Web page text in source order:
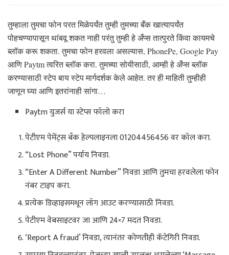
तुम्‍हाला तुमचा फोन परत मिळेपर्यंत तुम्‍ही तुमच्‍या बँक खात्‍यापर्यंत
पोहचण्यापासून थांबवू शकत नाही परंतु तुम्‍ही हे अँप्स तात्पुरते किंवा कायमचे
ब्लॉक करू शकता. तुमचा फोन हरवला असल्यास, PhonePe, Google Pay
आणि Paytm त्वरित ब्लॉक करा. तुमच्या सोयीसाठी, आम्ही हे अँप्स ब्लॉक
करण्यासाठी स्टेप बाय स्टेप मार्गदर्शक केले आहेत. तर ही माहिती तुम्हीही
जाणून घ्या आणि इतरांनाही सांगा…
Paytm युजर्स या स्टेप्स फॉलो करा
पेटीएम पेमेंट्स बँक हेल्पलाइनला 01204456456 वर कॉल करा.
“Lost Phone” पर्याय निवडा.
“Enter A Different Number” निवडा आणि तुमचा हरवलेला फोन
नंबर टाइप करा.
प्रत्येक डिव्हाइसमधून लॉग आउट करण्यासाठी निवडा.
पेटीएम वेबसाइटवर जा आणि 24×7 मदत निवडा.
‘Report A fraud’ निवडा, त्यानंतर कोणतीही कॅटेगिरी निवडा.